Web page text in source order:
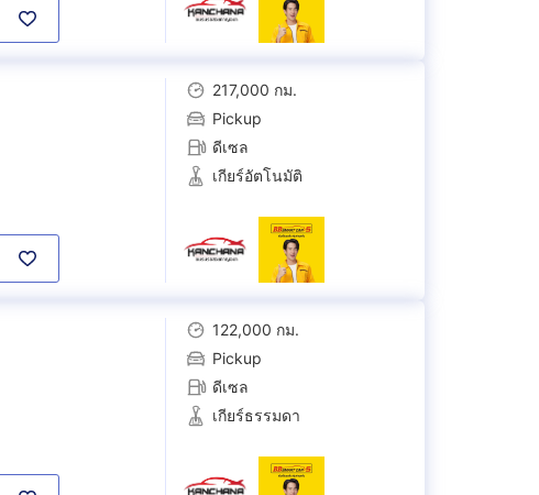
217,000 กม.
Pickup
ดีเซล
เกียร์อัตโนมัติ
122,000 กม.
Pickup
ดีเซล
เกียร์ธรรมดา